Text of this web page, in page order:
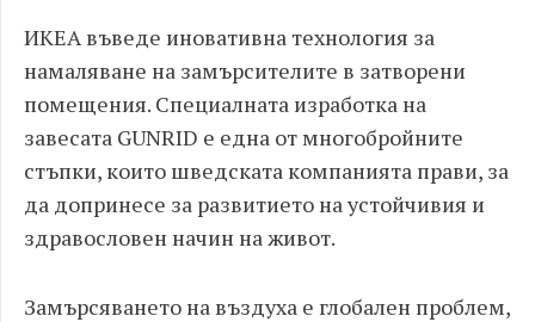
ИКЕА въведе иновативна технология за
намаляване на замърсителите в затворени
помещения. Специалната изработка на
завесата GUNRID е една от многобройните
стъпки, които шведската компанията прави, за
да допринесе за развитието на устойчивия и
здравословен начин на живот.
Замърсяването на въздуха е глобален проблем,